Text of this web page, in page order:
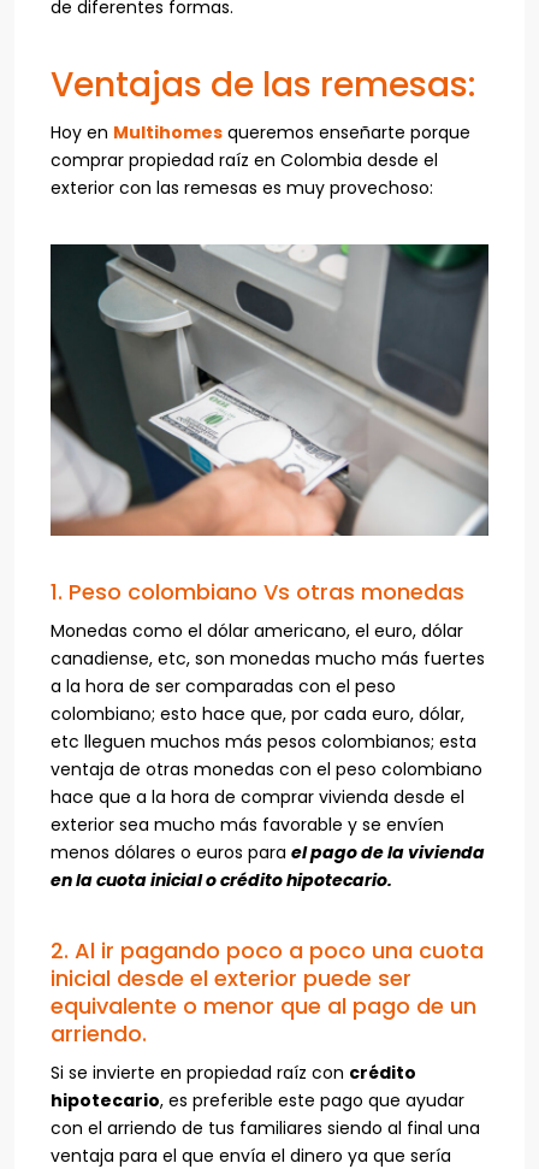
de diferentes formas.
Ventajas de las remesas:
Hoy en Multihomes queremos enseñarte porque
comprar propiedad raíz en Colombia desde el
exterior con las remesas es muy provechoso:
1. Peso colombiano Vs otras monedas
Monedas como el dólar americano, el euro, dólar
canadiense, etc, son monedas mucho más fuertes
a la hora de ser comparadas con el peso
colombiano; esto hace que, por cada euro, dólar,
etc lleguen muchos más pesos colombianos; esta
ventaja de otras monedas con el peso colombiano
hace que a la hora de comprar vivienda desde el
exterior sea mucho más favorable y se envíen
menos dólares o euros para el pago de la vivienda
en la cuota inicial o crédito hipotecario.
2. Al ir pagando poco a poco una cuota
inicial desde el exterior puede ser
equivalente o menor que al pago de un
arriendo.
Si se invierte en propiedad raíz con crédito
hipotecario, es preferible este pago que ayudar
con el arriendo de tus familiares siendo al final una
ventaja para el que envía el dinero ya que sería